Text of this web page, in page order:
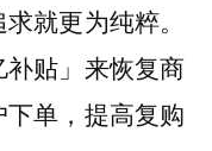
就更为纯粹。
贴」来恢复商
单，提高复购